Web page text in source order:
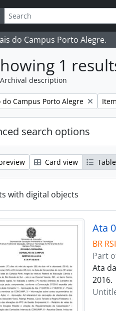
options
do Campus Porto Alegre.
1
description
do Campus Porto Alegre Item
search options
Card view
with digital objects
Ata
BR
Part
Ata
2016.